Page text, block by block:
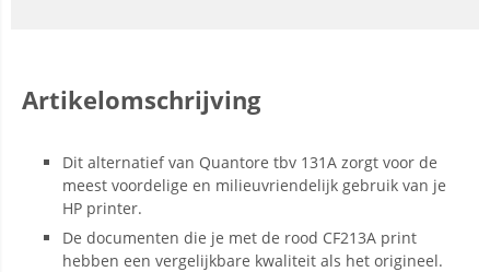
Artikelomschrijving
Dit alternatief van Quantore tbv 131A zorgt voor de
meest voordelige en milieuvriendelijk gebruik van je
HP printer.
De documenten die je met de rood CF213A print
hebben een vergelijkbare kwaliteit als het origineel.